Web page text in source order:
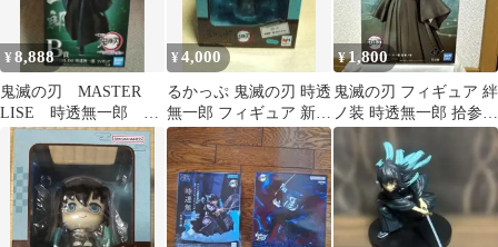
¥8,888
鬼滅の刃 MASTER
LISE 時透無一郎 フ
ィギュア
¥4,000
るかっぷ 鬼滅の刃 時透
無一郎 フィギュア 新品
未開封
¥1,800
鬼滅の刃 フィギュア 絆
ノ装 時透無一郎 拾参ノ
型 セピアカラー